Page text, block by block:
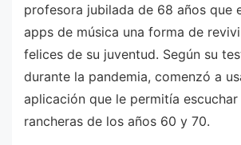
profesora jubilada de 68 años que
apps de música una forma de
felices de su juventud. Según su
durante la pandemia, comenzó a
aplicación que le permitía
rancheras de los años 60 y 70.